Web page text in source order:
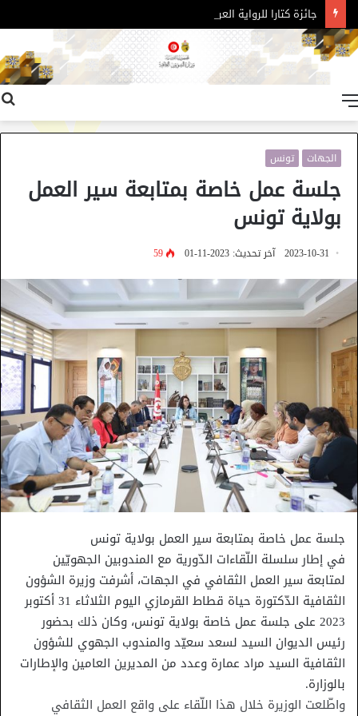
جائزة كتارا للرواية العربية – الدورة 11
الجهات تونس
جلسة عمل خاصة بمتابعة سير العمل
بولاية تونس
2023-10-31 آخر تحديث: 2023-11-01 59
جلسة عمل خاصة بمتابعة سير العمل بولاية تونس
في إطار سلسلة اللّقاءات الدّورية مع المندوبين الجهويّين
لمتابعة سير العمل الثقافي في الجهات، أشرفت وزيرة الشؤون
الثقافية الدّكتورة حياة قطاط القرمازي اليوم الثلاثاء 31 أكتوبر
2023 على جلسة عمل خاصة بولاية تونس، وكان ذلك بحضور
رئيس الديوان السيد لسعد سعيّد والمندوب الجهوي للشؤون
الثقافية السيد مراد عمارة وعدد من المديرين العامين والإطارات
بالوزارة.
واطّلعت الوزيرة خلال هذا اللّقاء على واقع العمل الثقافي